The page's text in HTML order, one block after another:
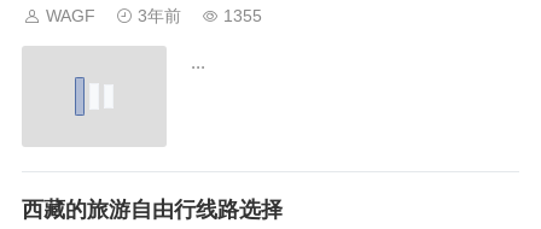
WAGF 3年前 1355
...
西藏的旅游自由行线路选择